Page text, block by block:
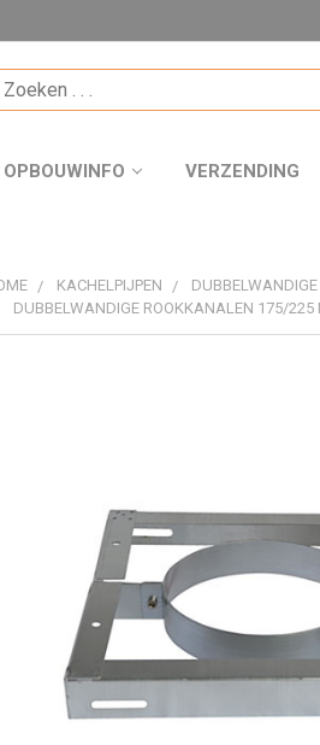
OPBOUWINFO VERZENDING
KACHELPIJPEN
DUBBELWANDIGE ROOKKANALEN 175/225
VOEG
GESELECTEERDE
TOE AAN
WINKELWAGEN